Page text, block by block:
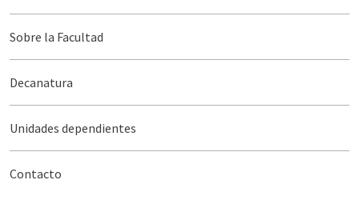
Sobre la Facultad
Decanatura
Unidades dependientes
Contacto